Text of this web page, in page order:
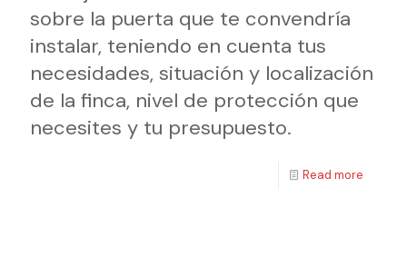
sobre la puerta que te convendría
instalar, teniendo en cuenta tus
necesidades, situación y localización
de la finca, nivel de protección que
necesites y tu presupuesto.
Read more